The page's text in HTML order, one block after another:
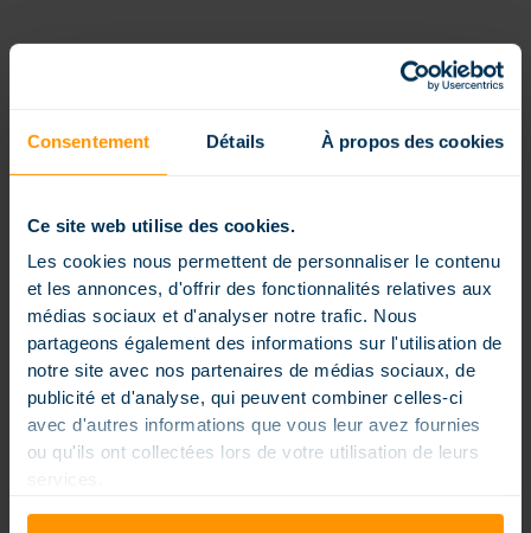
Consentement Détails À propos des cookies
Ce site web utilise des cookies.
Les cookies nous permettent de personnaliser le contenu
et les annonces, d'offrir des fonctionnalités relatives aux
médias sociaux et d'analyser notre trafic. Nous
partageons également des informations sur l'utilisation de
notre site avec nos partenaires de médias sociaux, de
publicité et d'analyse, qui peuvent combiner celles-ci
avec d'autres informations que vous leur avez fournies
ou qu'ils ont collectées lors de votre utilisation de leurs
services.
LES AUTRES FORMES